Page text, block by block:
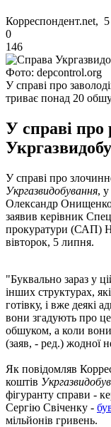
Корреспондент.net,
0
146
Фото: depcontrol.org
У справі про
триває понад 20
У справі про
У справі про
Укргазвидобування,
Олександр
заявив керівник
прокуратури (САП)
вівторок, 5 липня.
"Буквально зараз у
інших структурах,
готівку, і вже деякі
вони згадують про
обшуком, а коли
(заяв, - ред.) жодної
Як повідомляв
коштів
фігуранту справи -
Сергію Свіченку -
мільйонів гривень.